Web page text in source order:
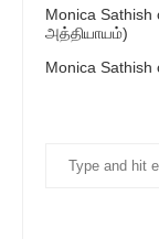
Monica Sathish
அத்தியாயம்)
Monica Sathish